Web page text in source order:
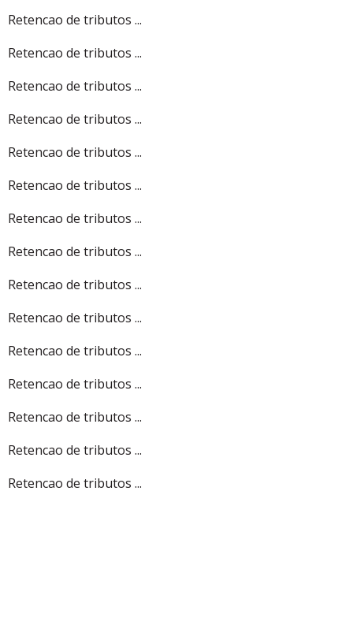
Retencao de tributos ...
Retencao de tributos ...
Retencao de tributos ...
Retencao de tributos ...
Retencao de tributos ...
Retencao de tributos ...
Retencao de tributos ...
Retencao de tributos ...
Retencao de tributos ...
Retencao de tributos ...
Retencao de tributos ...
Retencao de tributos ...
Retencao de tributos ...
Retencao de tributos ...
Retencao de tributos ...